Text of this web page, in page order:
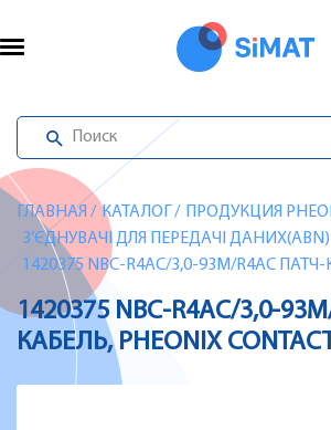
ГЛАВНАЯ / КАТАЛОГ / ПРОДУКЦИЯ
З’ЄДНУВАЧІ ДЛЯ ПЕРЕДАЧІ ДАНИХ(ABN)
1420375 NBC-R4AC/3,0-93M/R4AC
1420375 NBC-R4AC/3,0-
КАБЕЛЬ, PHEONIX